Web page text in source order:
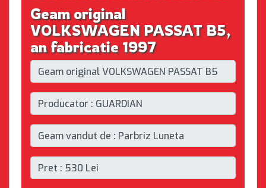
Geam original
VOLKSWAGEN PASSAT B5,
an fabricatie 1997